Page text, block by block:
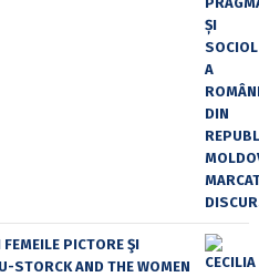
PICTORE ŞI
STORCK AND THE WOMEN